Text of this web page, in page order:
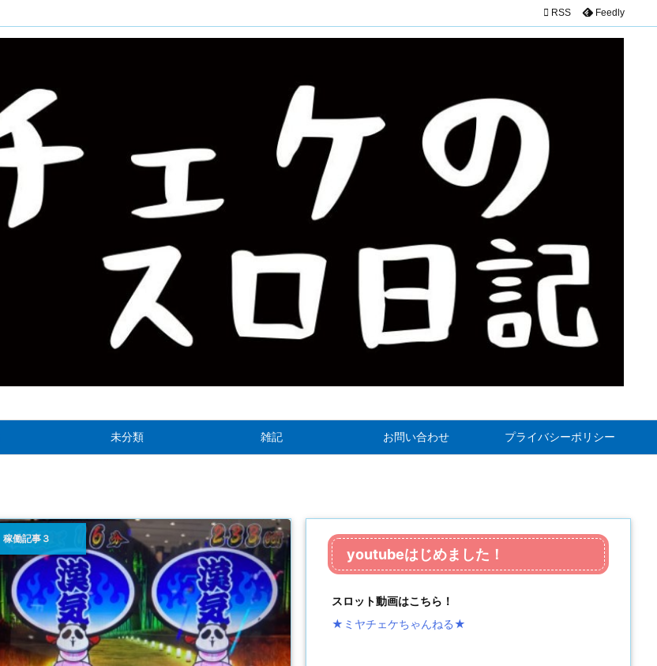
未分類 雑記 お問い合わせ プライバシーポリシー
 RSS Feedly
稼働記事３
youtubeはじめました！
スロット動画はこちら！
★ミヤチェケちゃんねる★